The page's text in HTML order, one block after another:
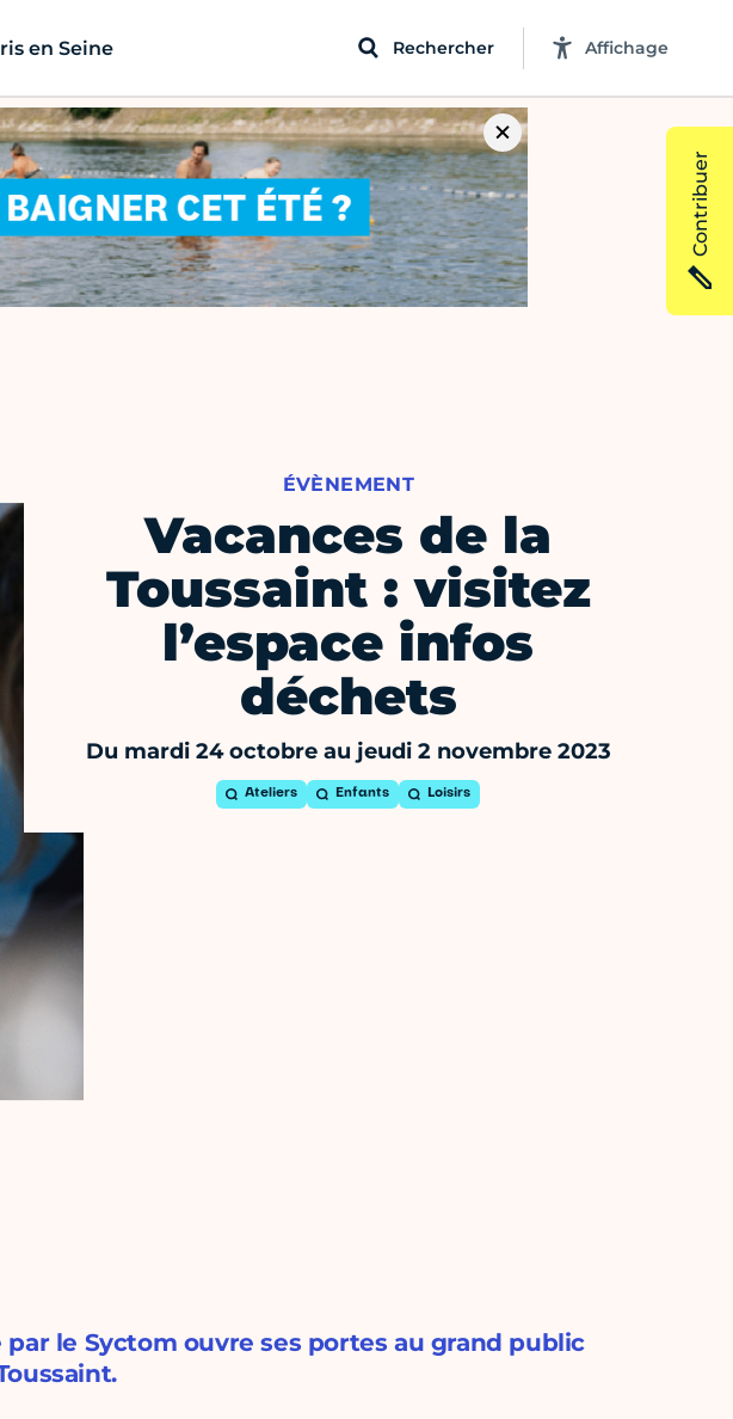
en Seine Rechercher Affichage
ÉVÈNEMENT
Vacances de la
Toussaint : visitez
l’espace infos
déchets
Du mardi 24 octobre au jeudi 2 novembre 2023
Ateliers Enfants Loisirs
par le Syctom ouvre ses portes au grand public
Contribuer